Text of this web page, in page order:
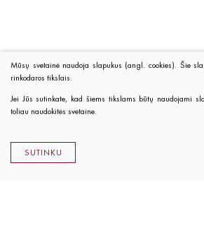
Mūsų svetainė naudoja slapukus (angl. cookies). Šie
rinkodaros tikslais.
Jei Jūs sutinkate, kad šiems tikslams būtų naudojami
toliau naudokitės svetaine.
SUTINKU